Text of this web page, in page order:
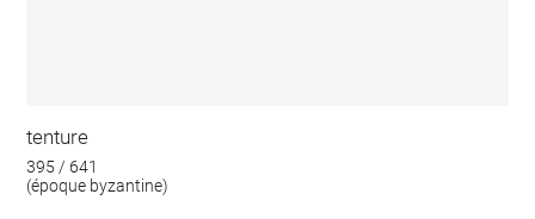
tenture
395 / 641
(époque byzantine)